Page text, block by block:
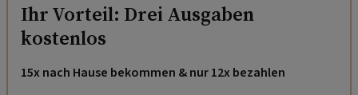
Ihr Vorteil: Drei Ausgaben
kostenlos
15x nach Hause bekommen & nur 12x bezahlen